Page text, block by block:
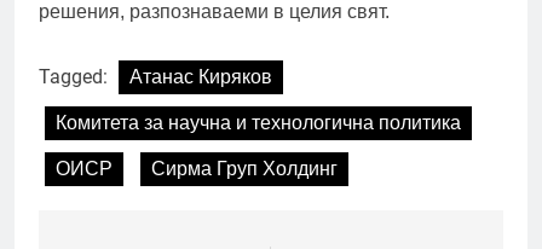
решения, разпознаваеми в целия свят.
Tagged:
Атанас Киряков
Комитета за научна и технологична политика
ОИСР
Сирма Груп Холдинг